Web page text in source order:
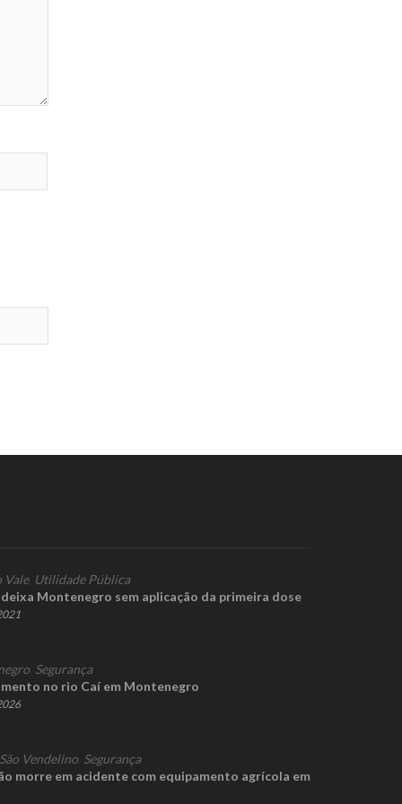
Vale, Utilidade Pública
Montenegro sem aplicação da primeira dose
Segurança
no rio Caí em Montenegro
São Vendelino Segurança
morre em acidente com equipamento agrícola em